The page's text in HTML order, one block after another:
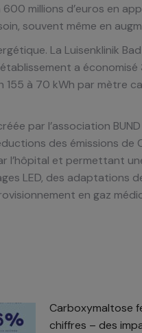
millions d’euros en
souvent même en
La Luisenklinik
a
à 70 kWh par mètre
par l’association
des émissions de
et permettant
LED, des
en gaz
Carboxymaltose
chiffres – des